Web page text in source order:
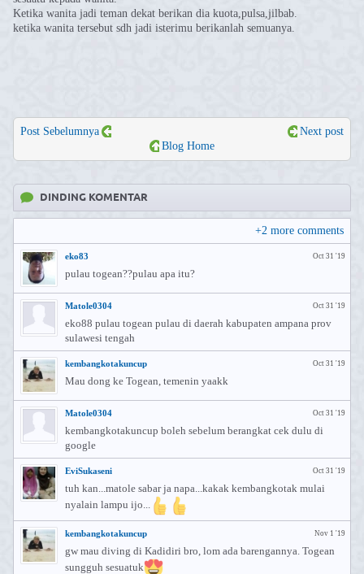
Ketika wanita jadi teman dekat berikan dia kuota,pulsa,jilbab.
ketika wanita tersebut sdh jadi isterimu berikanlah semuanya.
Post Sebelumnya
Next post
Blog Home
DINDING KOMENTAR
+2 more comments
Oct 31 '19
eko83
pulau togean??pulau apa itu?
Oct 31 '19
Matole0304
eko88 pulau togean pulau di daerah kabupaten ampana prov
sulawesi tengah
Oct 31 '19
kembangkotakuncup
Mau dong ke Togean, temenin yaakk
Oct 31 '19
Matole0304
kembangkotakuncup boleh sebelum berangkat cek dulu di
google
Oct 31 '19
EviSukaseni
tuh kan...matole sabar ja napa...kakak kembangkotak mulai
nyalain lampu ijo...
Nov 1 '19
kembangkotakuncup
gw mau diving di Kadidiri bro, lom ada barengannya. Togean
sungguh sesuatuk